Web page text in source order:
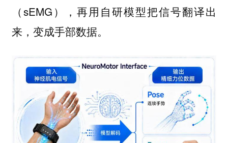
（sEMG），再用自研模型把信号翻译出
来，变成手部数据。